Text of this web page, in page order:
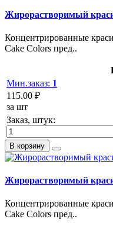
Жирорастворимый
Концентрированные
Cake Colors пред..
Мин.заказ: 1
115.00 ₽
за шт
Заказ, штук:
В корзину
Жирорастворимый
Концентрированные
Cake Colors пред..